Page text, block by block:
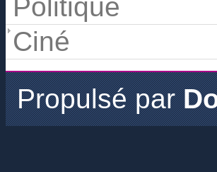
Politique
Ciné
Propulsé par